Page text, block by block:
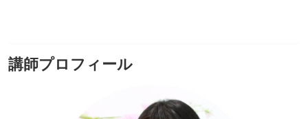
講師プロフィール